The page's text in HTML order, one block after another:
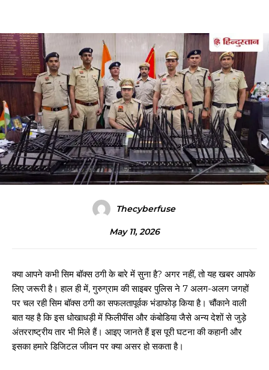
Thecyberfuse
May 11, 2026
क्या आपने कभी सिम बॉक्स ठगी के बारे में सुना है? अगर नहीं, तो यह खबर आपके
लिए जरूरी है। हाल ही में, गुरुग्राम की साइबर पुलिस ने 7 अलग-अलग जगहों
पर चल रही सिम बॉक्स ठगी का सफलतापूर्वक भंडाफोड़ किया है। चौंकाने वाली
बात यह है कि इस धोखाधड़ी में फिलीपींस और कंबोडिया जैसे अन्य देशों से जुड़े
अंतरराष्ट्रीय तार भी मिले हैं। आइए जानते हैं इस पूरी घटना की कहानी और
इसका हमारे डिजिटल जीवन पर क्या असर हो सकता है।